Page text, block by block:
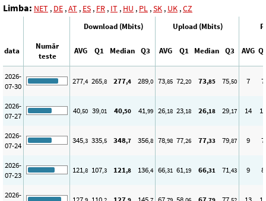
Limba: NET , DE ,AT , ES , FR , IT , HU , PL ,SK , UK ,CZ
Download (Mbits) Upload (Mbits)
data
Număr
teste
AVG Q1 Median Q3 AVG Q1 Median Q3 AVG
2026-
07-30
277,4 265,8 277,4 289,0 73,85 72,20 73,85 75,50 7 7
2026-
07-27
40,50 39,01 40,50 41,99 26,18 23,18 26,18 29,17 14 11
2026-
07-24
345,3 335,5 348,7 356,8 78,98 77,26 77,33 79,87 9 7
2026-
07-23
121,8 107,3 121,8 136,4 66,31 61,19 66,31 71,43 9 8
2026-